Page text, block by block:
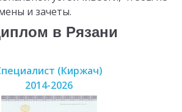
и зачеты.
в Рязани
(Киржач)
2014-2026